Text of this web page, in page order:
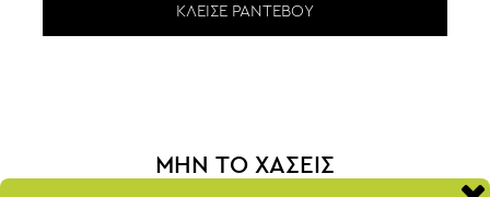
ΚΛΕΊΣΕ ΡΑΝΤΕΒΟΎ
ΜΗΝ ΤΟ ΧΑΣΕΙΣ